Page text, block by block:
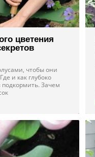
цветения
чтобы они
и как глубоко
Зачем